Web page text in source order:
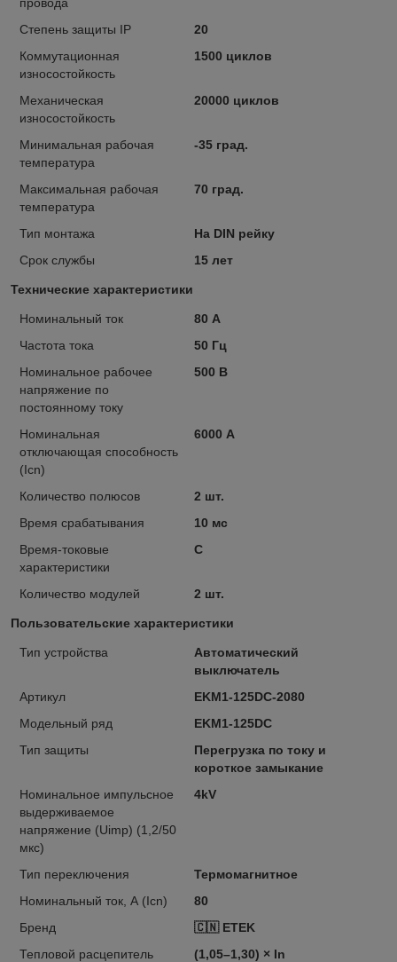
Степень защиты IP
20
Коммутационная
износостойкость
1500 циклов
Механическая
износостойкость
20000 циклов
Минимальная рабочая
температура
-35 град.
Максимальная рабочая
температура
70 град.
Тип монтажа
На DIN рейку
Срок службы
15 лет
Технические характеристики
Номинальный ток
80 А
Частота тока
50 Гц
Номинальное рабочее
напряжение по
постоянному току
500 В
Номинальная
отключающая способность
(Icn)
6000 А
Количество полюсов
2 шт.
Время срабатывания
10 мс
Время-токовые
характеристики
C
Количество модулей 2 шт.
Пользовательские характеристики
Тип устройства
Автоматический
выключатель
Артикул
EKM1-125DC-2080
Модельный ряд
EKM1-125DC
Тип защиты
Перегрузка по току и
короткое замыкание
Номинальное импульсное
выдерживаемое
напряжение (Uimp) (1,2/50
мкс)
4kV
Тип переключения
Термомагнитное
Номинальный ток, А (Icn)
80
Бренд
🇨🇳 ETEK
Тепловой расцепитель
(1,05–1,30) × In